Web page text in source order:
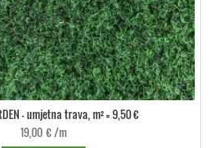
- umjetna trava, m² = 9,50 €
19,00 €/m